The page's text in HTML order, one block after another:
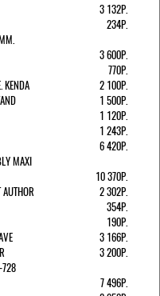
3 132Р.
234Р.
3 600Р.
770Р.
2 100Р.
1 500Р.
1 120Р.
1 243Р.
6 420Р.
MAXI
10 370Р.
2 302Р.
354Р.
190Р.
3 166Р.
3 200Р.
7 496Р.